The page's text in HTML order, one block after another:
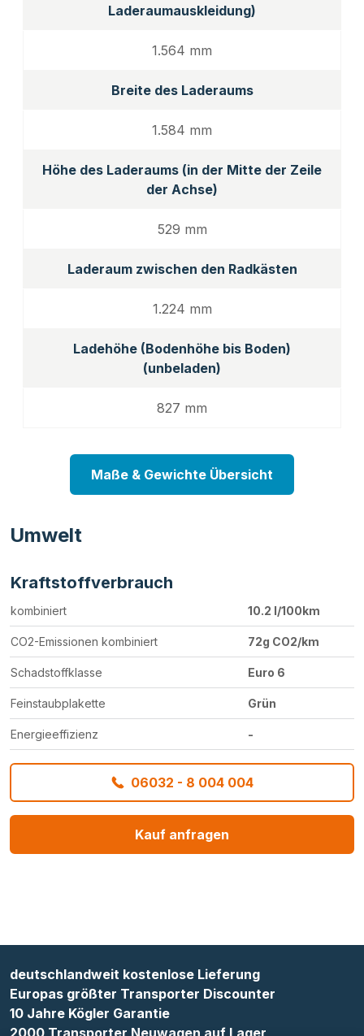
Laderaumauskleidung)
1.564 mm
Breite des Laderaums
1.584 mm
Höhe des Laderaums (in der Mitte der Zeile
der Achse)
529 mm
Laderaum zwischen den Radkästen
1.224 mm
Ladehöhe (Bodenhöhe bis Boden)
(unbeladen)
827 mm
Maße & Gewichte Übersicht
Umwelt
Kraftstoffverbrauch
kombiniert 10.2 l/100km
CO2-Emissionen kombiniert 72g CO2/km
Schadstoffklasse Euro 6
Feinstaubplakette Grün
Energieeffizienz -
06032 - 8 004 004
Kauf anfragen
deutschlandweit kostenlose Lieferung
Europas größter Transporter Discounter
10 Jahre Kögler Garantie
2000 Transporter Neuwagen auf Lager